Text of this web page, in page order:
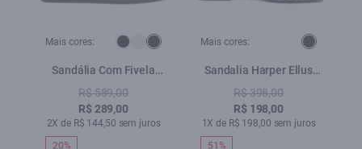
Mais cores:
Sandália Com Fivela
Ellus Prata Velha
R$ 589,00
R$ 289,00
2X de R$ 144,50 sem juros
Mais cores:
Sandalia Harper Ellus
Preto
R$ 398,00
R$ 198,00
1X de R$ 198,00 sem juros
20%
51%